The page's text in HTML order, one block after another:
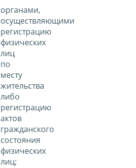
органами,
осуществляющими
регистрацию
физических
лиц
по
месту
жительства
либо
регистрацию
актов
гражданского
состояния
физических
лиц;